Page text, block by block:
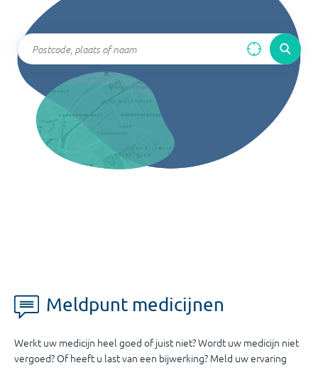
Meldpunt medicijnen
Werkt uw medicijn heel goed of juist niet? Wordt uw medicijn niet
vergoed? Of heeft u last van een bijwerking? Meld uw ervaring